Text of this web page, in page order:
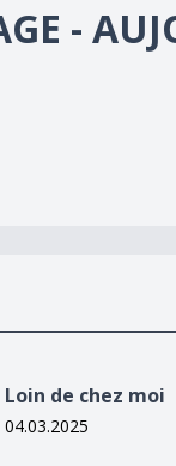
-
Loin de chez moi
04.03.2025